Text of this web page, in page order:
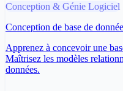
Conception & Génie Logiciel
Conception de base de
Apprenez à concevoir une
Maîtrisez les modèles
données.